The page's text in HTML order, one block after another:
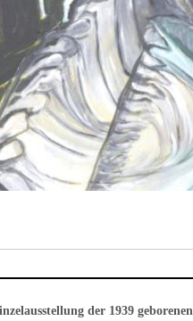
der 1939 geborenen